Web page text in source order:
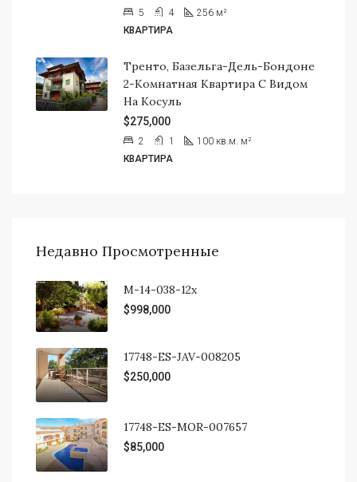
5 4 256 м²
КВАРТИРА
Тренто, Базельга-Дель-Бондоне
2-Комнатная Квартира С Видом
На Косуль
$275,000
2 1 100 кв.м. м²
КВАРТИРА
Недавно Просмотренные
М-14-038-12х
$998,000
17748-ES-JAV-008205
$250,000
17748-ES-MOR-007657
$85,000